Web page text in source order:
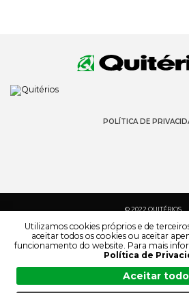
POLÍTICA DE
© 2022 QUITÉRIOS
Utilizamos cookies próprios e de
aceitar todos os cookies ou aceitar
funcionamento do website. Para mais
Política de
Aceitar